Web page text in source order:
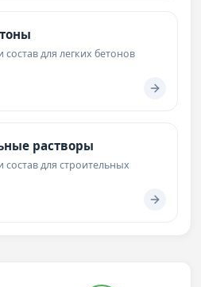
для легких бетонов
растворы
для строительных